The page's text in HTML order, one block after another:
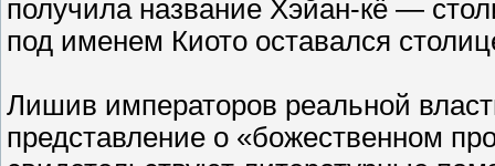
получила название Хэйан-кё —
под именем Киото оставался
Лишив императоров реальной
представление о «божественном